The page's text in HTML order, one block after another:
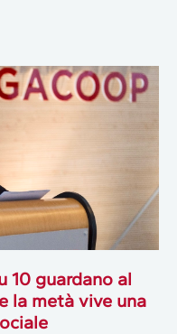
10 guardano al
la metà vive una